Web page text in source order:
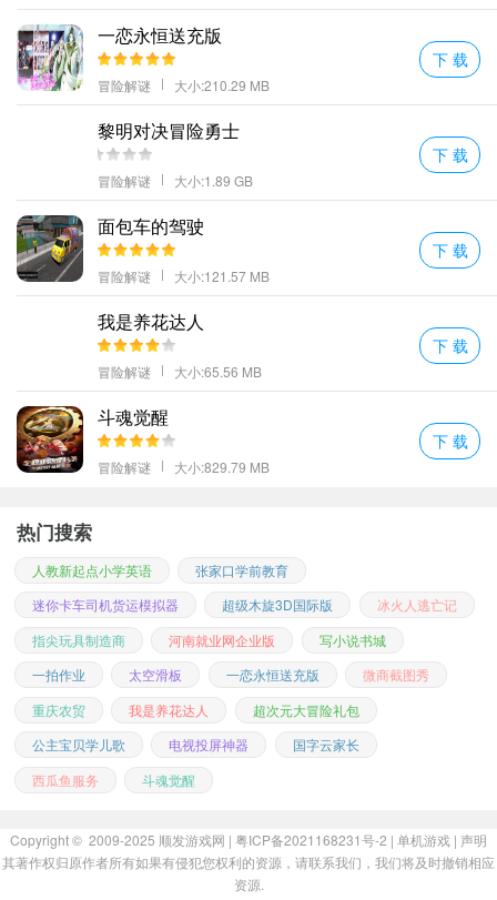
种神秘的对打模式(街区赛冠军赛淘汰赛生死赛联赛)
麻枝准担任主脚本主题曲和剧中插曲的制作又是一部大肝的新作
品。
健全的作战系统软件玩家能够随意搭配各种不同的连招游戏设计了
大量的敌人等着你挑战巨大地充实了可玩度。
Heads Off亮点
可爱的动漫风格画面充满了奇幻色彩非常契合游戏的主题。
无论是将卧室装修一下或是在户外进行露营这些大家都是有将之一
一完成。
翻滚吧爱情是一款趣味好玩的恋爱养成类手机游戏翻滚吧爱情游戏
剧情发展很有意思。
瞄准强大的头部射击有效地打倒僵尸的钥匙。
更多好玩的手游，请持续关注顺发游戏网
一恋永恒送充版
冒险解谜 大小:210.29 MB
下 载
黎明对决冒险勇士
冒险解谜 大小:1.89 GB
下 载
面包车的驾驶
冒险解谜 大小:121.57 MB
下 载
我是养花达人
冒险解谜 大小:65.56 MB
下 载
斗魂觉醒
冒险解谜 大小:829.79 MB
下 载
热门搜索
人教新起点小学英语
张家口学前教育
迷你卡车司机货运模拟器
超级木旋3D国际版
冰火人逃亡记
指尖玩具制造商
河南就业网企业版
写小说书城
一拍作业
太空滑板 一恋永恒送充版
微商截图秀
重庆农贸
我是养花达人
超次元大冒险礼包
公主宝贝学儿歌
电视投屏神器
国字云家长
西瓜鱼服务
斗魂觉醒
Copyright © 2009-2025 顺发游戏网 | 粤ICP备2021168231号-2 | 单机游戏 | 声明
其著作权归原作者所有如果有侵犯您权利的资源，请联系我们，我们将及时撤销相应
资源.